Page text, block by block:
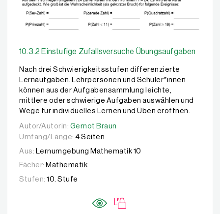
10.3.2 Einstufige Zufallsversuche Übungsaufgaben
Nach drei Schwierigkeitsstufen differenzierte
Lernaufgaben. Lehrpersonen und Schüler*innen
können aus der Aufgabensammlung leichte,
mittlere oder schwierige Aufgaben auswählen und
Wege für individuelles Lernen und Üben eröffnen.
Autor/Autorin: Gernot Braun
Autor/Autorin: Gernot Braun
Umfang/Länge: 4 Seiten
Aus:
Lernumgebung Mathematik 10
Fächer: Mathematik
Stufen: 10. Stufe